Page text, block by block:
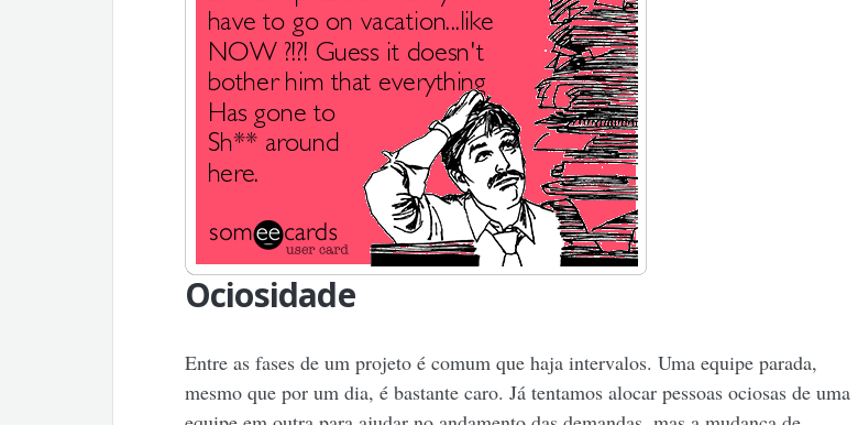
Ociosidade
Entre as fases de um projeto é comum que haja intervalos. Uma equipe parada,
mesmo que por um dia, é bastante caro. Já tentamos alocar pessoas ociosas de uma